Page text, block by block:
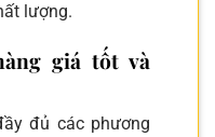
lượng.
giá tốt và
đủ các phương